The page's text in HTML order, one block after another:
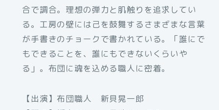
合で調合。理想の弾力と肌触りを追求してい
る。工房の壁には己を鼓舞するさまざまな言葉
が手書きのチョークで書かれている。「誰にで
もできることを、誰にもできないくらいや
る」。布団に魂を込める職人に密着。
【出演】布団職人 新貝晃一郎